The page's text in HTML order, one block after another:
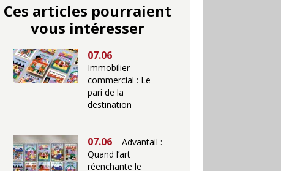
Ces articles pourraient
vous intéresser
07.06
Immobilier
commercial : Le
pari de la
destination
07.06
Advantail :
Quand l’art
réenchante le